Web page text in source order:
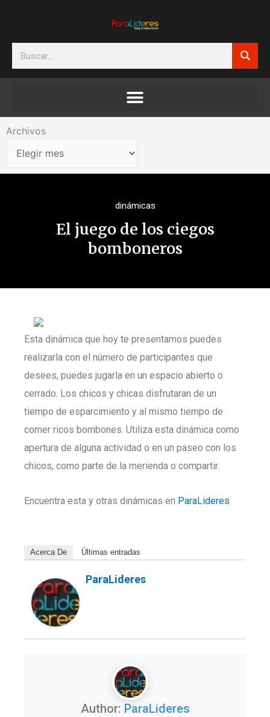
Search
Archivos
Archivos
dinámicas
El juego de los ciegos
bomboneros
Esta dinámica que hoy te presentamos puedes
realizarla con el número de participantes que
desees, puedes jugarla en un espacio abierto o
cerrado. Los chicos y chicas disfrutaran de un
tiempo de esparcimiento y al mismo tiempo de
comer ricos bombones. Utiliza esta dinámica como
apertura de alguna actividad o en un paseo con los
chicos, como parte de la merienda o compartir.
Encuentra esta y otras dinámicas en ParaLideres
Acerca De Últimas entradas
ParaLideres
Author: ParaLideres